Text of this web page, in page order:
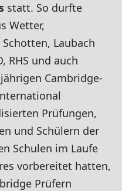
statt. So durfte
Wetter,
Laubach
RHS und auch
Cambridge-
Prüfungen,
und Schülern der
Schulen im Laufe
vorbereitet hatten,
Prüfern